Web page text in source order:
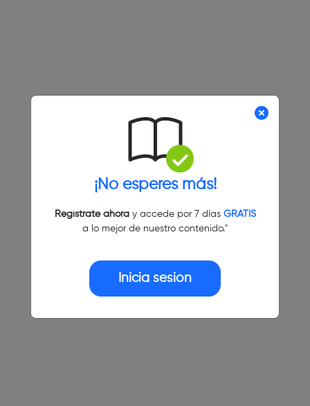
¡No esperes más!
Regístrate ahoray accede por 7 días GRATIS
a lo mejor de nuestro contenido."
Inicia sesión